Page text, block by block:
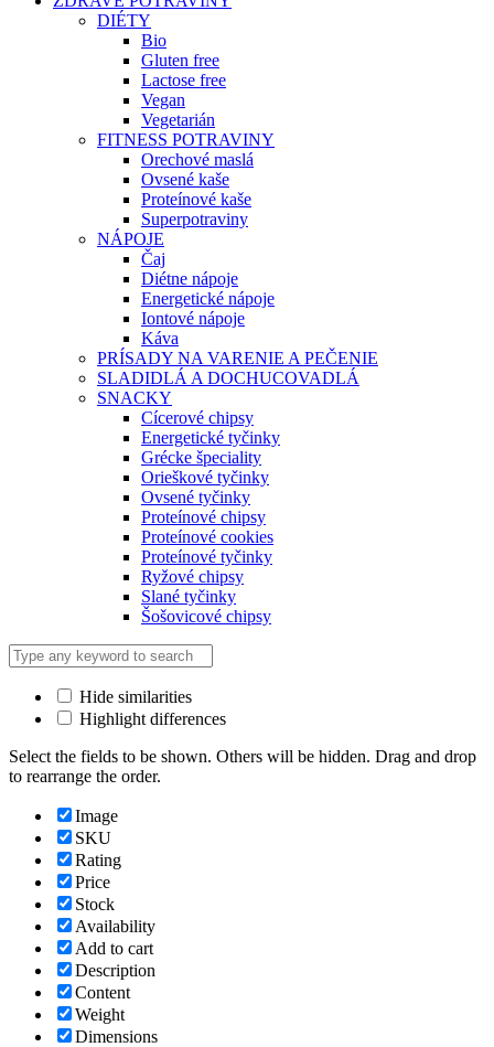
DIÉTY
Bio
Gluten free
Lactose free
Vegan
Vegetarián
FITNESS POTRAVINY
Orechové maslá
Ovsené kaše
Proteínové kaše
Superpotraviny
NÁPOJE
Čaj
Diétne nápoje
Energetické nápoje
Iontové nápoje
Káva
PRÍSADY NA VARENIE A PEČENIE
SLADIDLÁ A DOCHUCOVADLÁ
SNACKY
Cícerové chipsy
Energetické tyčinky
Grécke špeciality
Orieškové tyčinky
Ovsené tyčinky
Proteínové chipsy
Proteínové cookies
Proteínové tyčinky
Ryžové chipsy
Slané tyčinky
Šošovicové chipsy
Hide similarities
Highlight differences
Select the fields to be shown. Others will be hidden. Drag and drop
to rearrange the order.
Image
SKU
Rating
Price
Stock
Availability
Add to cart
Description
Content
Weight
Dimensions